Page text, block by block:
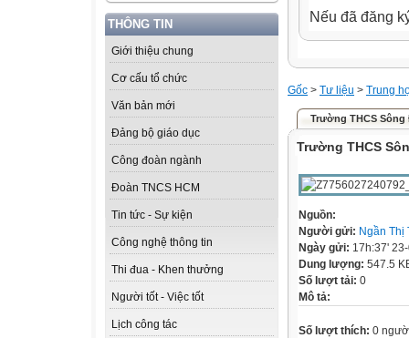
THÔNG TIN
Giới thiệu chung
Cơ cấu tổ chức
Văn bản mới
Đảng bộ giáo dục
Công đoàn ngành
Đoàn TNCS HCM
Tin tức - Sự kiện
Công nghệ thông tin
Thi đua - Khen thưởng
Người tốt - Việc tốt
Lịch công tác
Nếu đã đăng
Gốc > Tư liệu > Trung
Trường THCS Sông
Trường THCS
Nguồn:
Người gửi: Ngần Thị
Ngày gửi: 17h:37'
Dung lượng: 547.5
Số lượt tải: 0
Mô tả:
Số lượt thích: 0